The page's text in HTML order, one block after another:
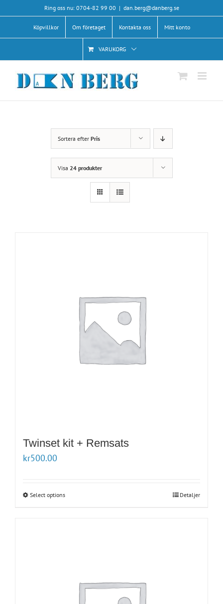
till
innehållet
Ring oss nu: 0704-82 99 00 | dan.berg@danberg.se
Köpvillkor Om företaget Kontakta oss Mitt konto
VARUKORG
Sortera efter Pris
Visa 24 produkter
Twinset kit + Remsats
kr500.00
Select options Detaljer